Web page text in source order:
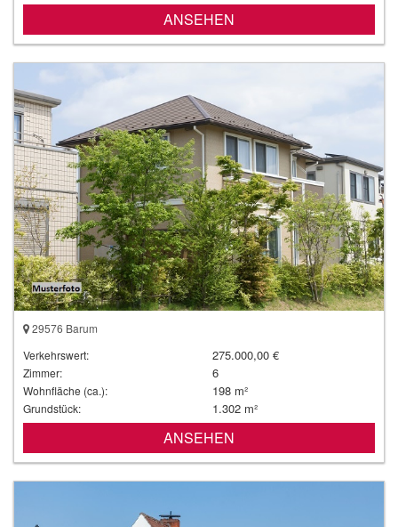
ANSEHEN
29576 Barum
Verkehrswert:
275.000,00 €
Zimmer: 6
Wohnfläche (ca.): 198 m²
Grundstück: 1.302 m²
ANSEHEN